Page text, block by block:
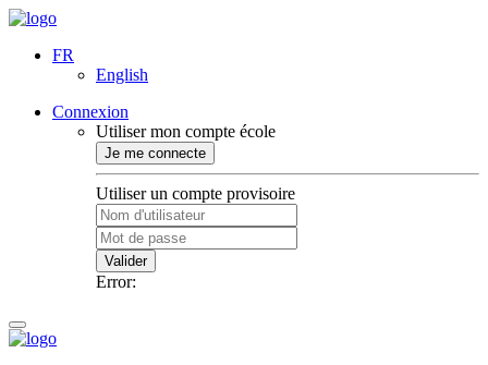
FR
English
Connexion
Utiliser mon compte école
Je me connecte
Utiliser un compte provisoire
Valider
Error: